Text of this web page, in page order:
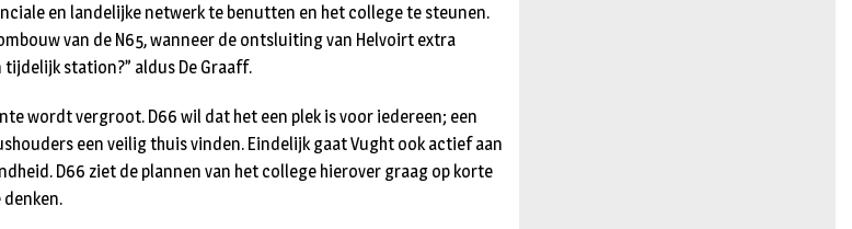
en landelijke netwerk te benutten en het college te steunen.
van de N65, wanneer de ontsluiting van Helvoirt extra
station?” aldus De Graaff.
wordt vergroot. D66 wil dat het een plek is voor iedereen; een
een veilig thuis vinden. Eindelijk gaat Vught ook actief aan
D66 ziet de plannen van het college hierover graag op korte